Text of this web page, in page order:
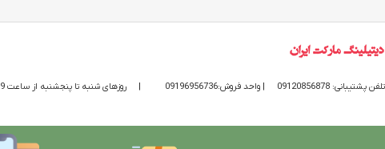
تلفن پشتیبانی: 09120856878 | واحد فروش:09196956736 | روزهای شنبه تا پنجشنبه از ساعت 9 الی 20 پاسخگوی شما هستیم